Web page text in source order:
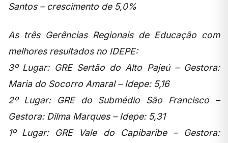
Santos – crescimento de 5,0%
As três Gerências Regionais de Educação com
melhores resultados no IDEPE:
3º Lugar: GRE Sertão do Alto Pajeú – Gestora:
Maria do Socorro Amaral – Idepe: 5,16
2º Lugar: GRE do Submédio São Francisco –
Gestora: Dilma Marques – Idepe: 5,31
1º Lugar: GRE Vale do Capibaribe – Gestora: